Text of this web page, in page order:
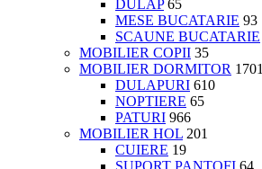
DULAP 65
MESE BUCATARIE 93
SCAUNE BUCATARIE
MOBILIER COPII 35
MOBILIER DORMITOR 1701
DULAPURI 610
NOPTIERE 65
PATURI 966
MOBILIER HOL 201
CUIERE 19
SUPORT PANTOFI 64